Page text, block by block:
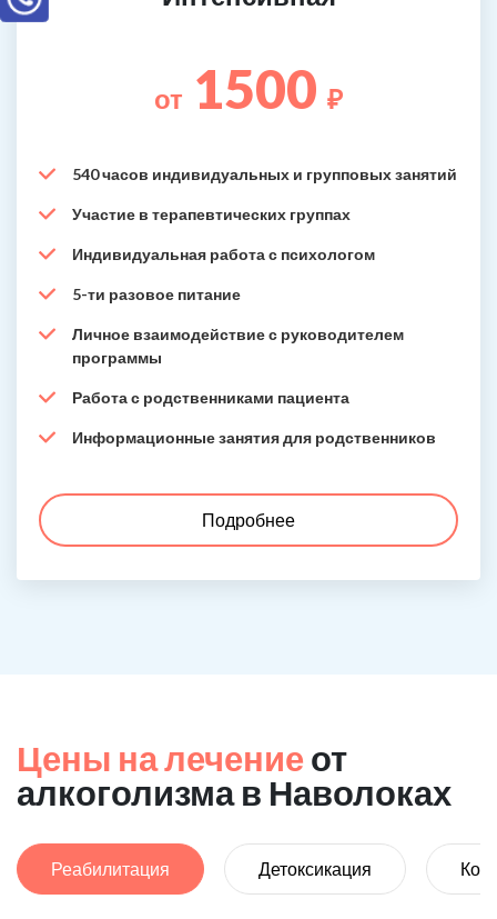
от 1500 ₽
540 часов индивидуальных и групповых занятий
Участие в терапевтических группах
Индивидуальная работа с психологом
5-ти разовое питание
Личное взаимодействие с руководителем
программы
Работа с родственниками пациента
Информационные занятия для родственников
Подробнее
Цены на лечение от
алкоголизма в Наволоках
Реабилитация Детоксикация